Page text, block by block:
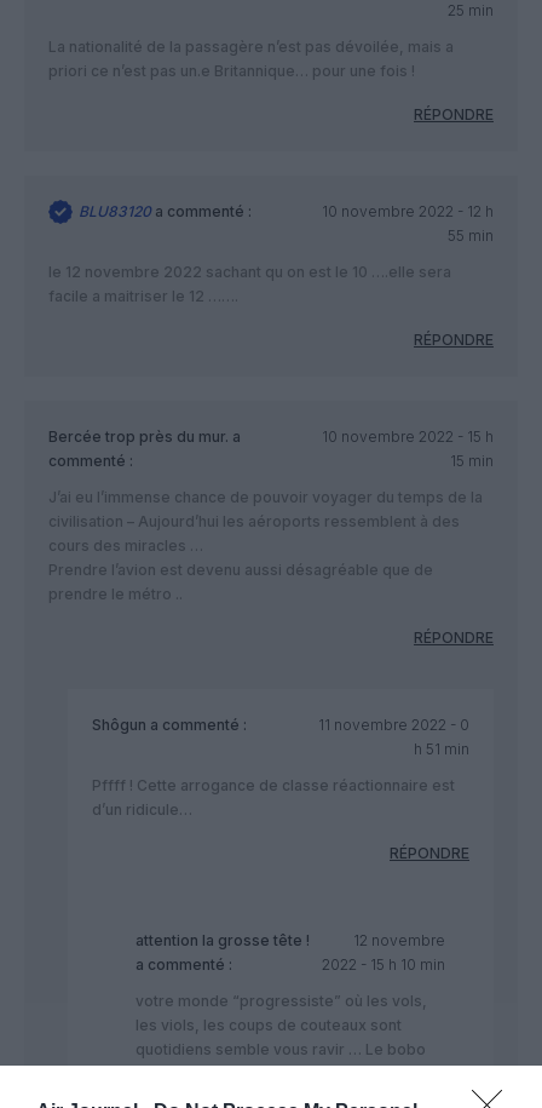
25 min
La nationalité de la passagère n’est pas dévoilée, mais a
priori ce n’est pas un.e Britannique… pour une fois !
RÉPONDRE
BLU83120a commenté :
10 novembre 2022 - 12 h
55 min
le 12 novembre 2022 sachant qu on est le 10 ….elle sera
facile a maitriser le 12 …….
RÉPONDRE
Bercée trop près du mur. a
commenté :
10 novembre 2022 - 15 h
15 min
J’ai eu l’immense chance de pouvoir voyager du temps de la
civilisation – Aujourd’hui les aéroports ressemblent à des
cours des miracles …
Prendre l’avion est devenu aussi désagréable que de
prendre le métro ..
RÉPONDRE
Shôgun a commenté :
11 novembre 2022 - 0
h 51 min
Pffff ! Cette arrogance de classe réactionnaire est
d’un ridicule…
RÉPONDRE
attention la grosse tête !
a commenté :
12 novembre
2022 - 15 h 10 min
votre monde “progressiste” où les vols,
les viols, les coups de couteaux sont
quotidiens semble vous ravir … Le bobo